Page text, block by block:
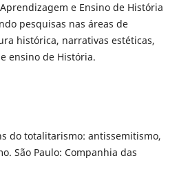
e Ensino de História
pesquisas nas áreas de
histórica, narrativas estéticas,
ensino de História.
do totalitarismo: antissemitismo,
São Paulo: Companhia das